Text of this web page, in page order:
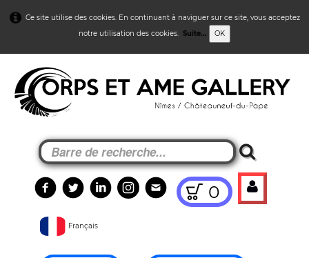
Ce site utilise des cookies. En continuant à naviguer sur ce site, vous acceptez
notre utilisation des cookies. Suite... OK
0
Français